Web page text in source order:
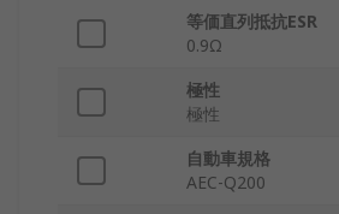
等価直列抵抗ESR
0.9Ω
極性
極性
自動車規格
AEC-Q200